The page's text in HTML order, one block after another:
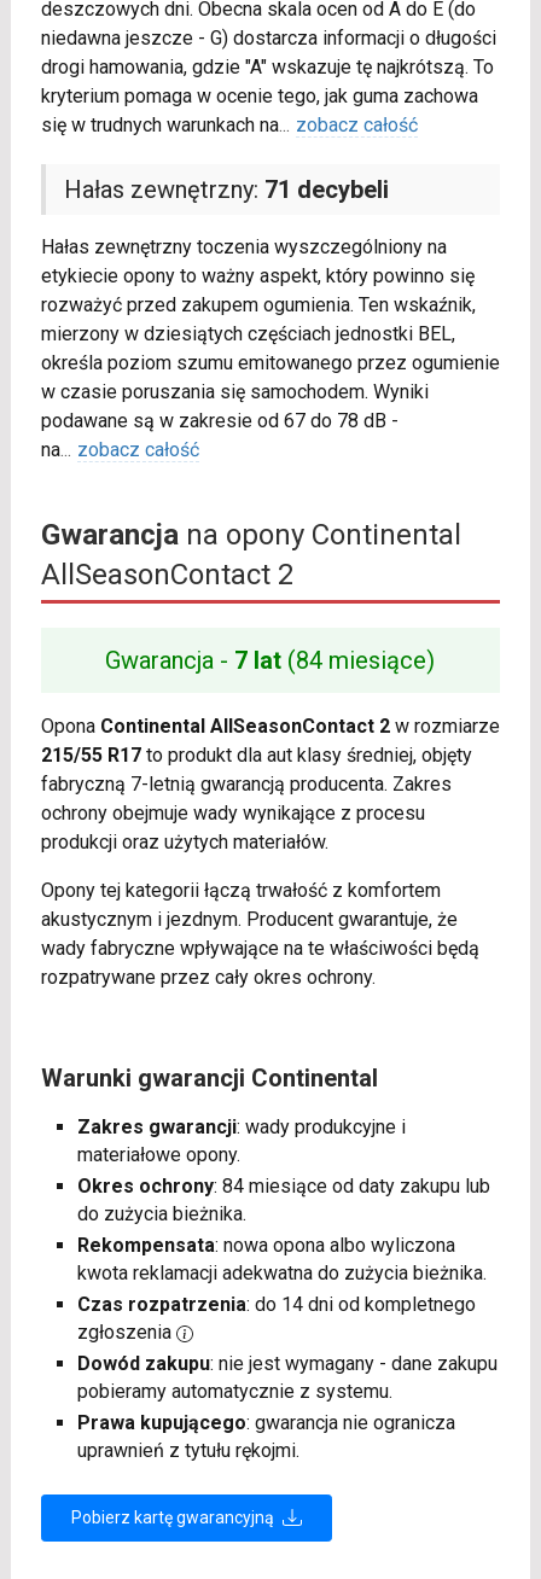
deszczowych dni. Obecna skala ocen od A do E (do
niedawna jeszcze - G) dostarcza informacji o długości
drogi hamowania, gdzie "A" wskazuje tę najkrótszą. To
kryterium pomaga w ocenie tego, jak guma zachowa
się w trudnych warunkach na... zobacz całość
Hałas zewnętrzny: 71 decybeli
Hałas zewnętrzny toczenia wyszczególniony na
etykiecie opony to ważny aspekt, który powinno się
rozważyć przed zakupem ogumienia. Ten wskaźnik,
mierzony w dziesiątych częściach jednostki BEL,
określa poziom szumu emitowanego przez ogumienie
w czasie poruszania się samochodem. Wyniki
podawane są w zakresie od 67 do 78 dB -
na... zobacz całość
Gwarancjana opony Continental
AllSeasonContact 2
Gwarancja - 7 lat (84 miesiące)
Opona Continental AllSeasonContact 2w rozmiarze
215/55 R17to produkt dla aut klasy średniej, objęty
fabryczną 7-letnią gwarancją producenta. Zakres
ochrony obejmuje wady wynikające z procesu
produkcji oraz użytych materiałów.
Opony tej kategorii łączą trwałość z komfortem
akustycznym i jezdnym. Producent gwarantuje, że
wady fabryczne wpływające na te właściwości będą
rozpatrywane przez cały okres ochrony.
Warunki gwarancji Continental
Zakres gwarancji: wady produkcyjne i
materiałowe opony.
Okres ochrony: 84 miesiące od daty zakupu lub
do zużycia bieżnika.
Rekompensata: nowa opona albo wyliczona
kwota reklamacji adekwatna do zużycia bieżnika.
Czas rozpatrzenia: do 14 dni od kompletnego
zgłoszenia
Dowód zakupu: nie jest wymagany - dane zakupu
pobieramy automatycznie z systemu.
Prawa kupującego: gwarancja nie ogranicza
uprawnień z tytułu rękojmi.
Pobierz kartę gwarancyjną